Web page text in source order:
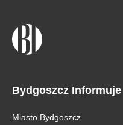
Bydgoszcz Informuje
Miasto Bydgoszcz